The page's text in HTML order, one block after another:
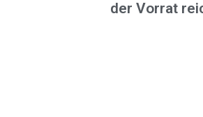
der Vorrat